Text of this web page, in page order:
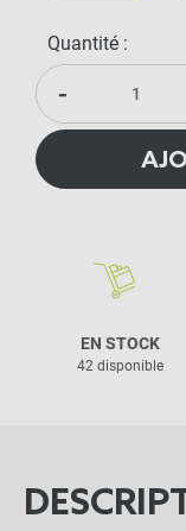
Quantité :
-
EN STOCK
42 disponible